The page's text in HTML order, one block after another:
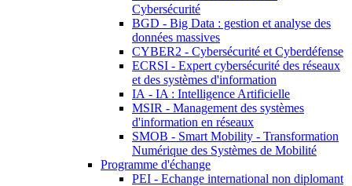
Cybersécurité
BGD - Big Data : gestion et analyse des
données massives
CYBER2 - Cybersécurité et Cyberdéfense
ECRSI - Expert cybersécurité des réseaux
et des systèmes d'information
IA - IA : Intelligence Artificielle
MSIR - Management des systèmes
d'information en réseaux
SMOB - Smart Mobility - Transformation
Numérique des Systèmes de Mobilité
Programme d'échange
PEI - Echange international non diplomant